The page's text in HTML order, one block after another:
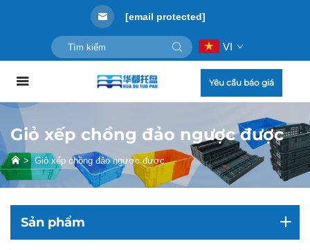
[email protected]
VI
Yêu cầu báo giá
Giỏ xếp chồng đảo ngược được
> Giỏ xếp chồng đảo ngược được
Sản phẩm